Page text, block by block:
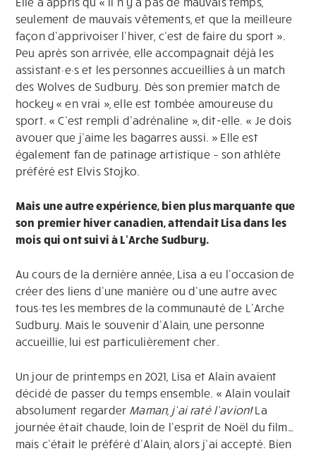
seulement de mauvais vêtements, et que la meilleure
façon d’apprivoiser l’hiver, c’est de faire du sport ».
Peu après son arrivée, elle accompagnait déjà les
assistant·e·s et les personnes accueillies à un match
des Wolves de Sudbury. Dès son premier match de
hockey « en vrai », elle est tombée amoureuse du
sport. « C’est rempli d’adrénaline », dit-elle. « Je dois
avouer que j’aime les bagarres aussi. » Elle est
également fan de patinage artistique – son athlète
préféré est Elvis Stojko.
Mais une autre expérience, bien plus marquante que
son premier hiver canadien, attendait Lisa dans les
mois qui ont suivi à L’Arche Sudbury.
Au cours de la dernière année, Lisa a eu l’occasion de
créer des liens d’une manière ou d’une autre avec
tous·tes les membres de la communauté de L’Arche
Sudbury. Mais le souvenir d’Alain, une personne
accueillie, lui est particulièrement cher.
Un jour de printemps en 2021, Lisa et Alain avaient
décidé de passer du temps ensemble. « Alain voulait
absolument regarder Maman, j’ai raté l’avion!La
journée était chaude, loin de l’esprit de Noël du film…
mais c’était le préféré d’Alain, alors j’ai accepté. Bien